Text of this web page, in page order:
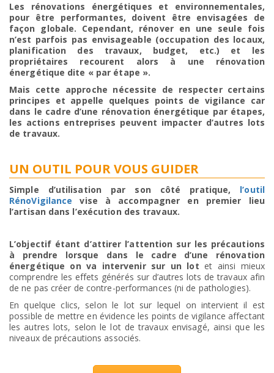
Les rénovations énergétiques et environnementales,
pour être performantes, doivent être envisagées de
façon globale. Cependant, rénover en une seule fois
n’est parfois pas envisageable (occupation des locaux,
planification des travaux, budget, etc.) et les
propriétaires recourent alors à une rénovation
énergétique dite « par étape ».
Mais cette approche nécessite de respecter certains
principes et appelle quelques points de vigilance car
dans le cadre d’une rénovation énergétique par étapes,
les actions entreprises peuvent impacter d’autres lots
de travaux.
UN OUTIL POUR VOUS GUIDER
Simple d’utilisation par son côté pratique, l’outil
RénoVigilance vise à accompagner en premier lieu
l’artisan dans l’exécution des travaux.
L’objectif étant d’attirer l’attention sur les précautions
à prendre lorsque dans le cadre d’une rénovation
énergétique on va intervenir sur un lot et ainsi mieux
comprendre les effets générés sur d’autres lots de travaux afin
de ne pas créer de contre-performances (ni de pathologies).
En quelque clics, selon le lot sur lequel on intervient il est
possible de mettre en évidence les points de vigilance affectant
les autres lots, selon le lot de travaux envisagé, ainsi que les
niveaux de précautions associés.